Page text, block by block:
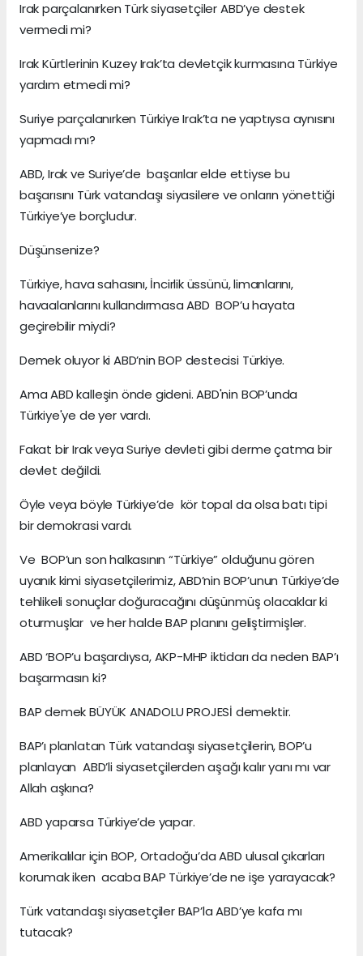
Irak parçalanırken Türk siyasetçiler ABD’ye destek
vermedi mi?
Irak Kürtlerinin Kuzey Irak’ta devletçik kurmasına Türkiye
yardım etmedi mi?
Suriye parçalanırken Türkiye Irak’ta ne yaptıysa aynısını
yapmadı mı?
ABD, Irak ve Suriye’de başarılar elde ettiyse bu
başarısını Türk vatandaşı siyasilere ve onların yönettiği
Türkiye’ye borçludur.
Düşünsenize?
Türkiye, hava sahasını, İncirlik üssünü, limanlarını,
havaalanlarını kullandırmasa ABD BOP’u hayata
geçirebilir miydi?
Demek oluyor ki ABD’nin BOP destecisi Türkiye.
Ama ABD kalleşin önde gideni. ABD'nin BOP’unda
Türkiye'ye de yer vardı.
Fakat bir Irak veya Suriye devleti gibi derme çatma bir
devlet değildi.
Öyle veya böyle Türkiye’de kör topal da olsa batı tipi
bir demokrasi vardı.
Ve BOP’un son halkasının “Türkiye” olduğunu gören
uyanık kimi siyasetçilerimiz, ABD’nin BOP’unun Türkiye’de
tehlikeli sonuçlar doğuracağını düşünmüş olacaklar ki
oturmuşlar ve her halde BAP planını geliştirmişler.
ABD ‘BOP’u başardıysa, AKP-MHP iktidarı da neden BAP’ı
başarmasın ki?
BAP demek BÜYÜK ANADOLU PROJESİ demektir.
BAP’ı planlatan Türk vatandaşı siyasetçilerin, BOP’u
planlayan ABD’li siyasetçilerden aşağı kalır yanı mı var
Allah aşkına?
ABD yaparsa Türkiye’de yapar.
Amerikalılar için BOP, Ortadoğu’da ABD ulusal çıkarları
korumak iken acaba BAP Türkiye’de ne işe yarayacak?
Türk vatandaşı siyasetçiler BAP’la ABD’ye kafa mı
tutacak?